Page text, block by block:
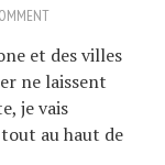
et des villes
ne laissent
je vais
au haut de